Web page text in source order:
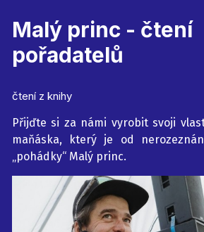
Malý princ - čtení
pořadatelů
čtení z knihy
Přijďte si za námi vyrobit svoji
maňáska, který je od
„pohádky“ Malý princ.